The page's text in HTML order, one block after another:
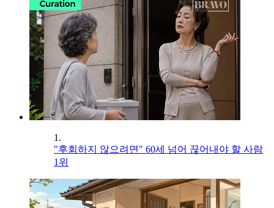
1.
"후회하지 않으려면" 60세 넘어 끊어내야 할 사람
1위